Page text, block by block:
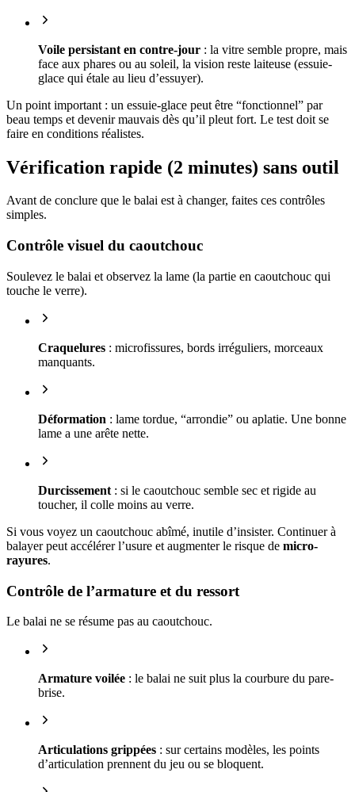
Voile persistant en contre-jour : la vitre semble propre, mais
face aux phares ou au soleil, la vision reste laiteuse (essuie-
glace qui étale au lieu d’essuyer).
Un point important : un essuie-glace peut être “fonctionnel” par
beau temps et devenir mauvais dès qu’il pleut fort. Le test doit se
faire en conditions réalistes.
Vérification rapide (2 minutes) sans outil
Avant de conclure que le balai est à changer, faites ces contrôles
simples.
Contrôle visuel du caoutchouc
Soulevez le balai et observez la lame (la partie en caoutchouc qui
touche le verre).
Craquelures : microfissures, bords irréguliers, morceaux
manquants.
Déformation : lame tordue, “arrondie” ou aplatie. Une bonne
lame a une arête nette.
Durcissement : si le caoutchouc semble sec et rigide au
toucher, il colle moins au verre.
Si vous voyez un caoutchouc abîmé, inutile d’insister. Continuer à
balayer peut accélérer l’usure et augmenter le risque de micro-
rayures.
Contrôle de l’armature et du ressort
Le balai ne se résume pas au caoutchouc.
Armature voilée : le balai ne suit plus la courbure du pare-
brise.
Articulations grippées : sur certains modèles, les points
d’articulation prennent du jeu ou se bloquent.